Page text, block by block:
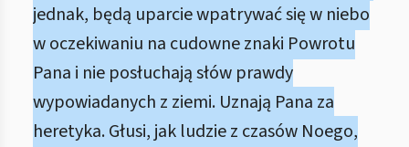
jednak, będą uparcie wpatrywać się w niebo
w oczekiwaniu na cudowne znaki Powrotu
Pana i nie posłuchają słów prawdy
wypowiadanych z ziemi. Uznają Pana za
heretyka. Głusi, jak ludzie z czasów Noego,